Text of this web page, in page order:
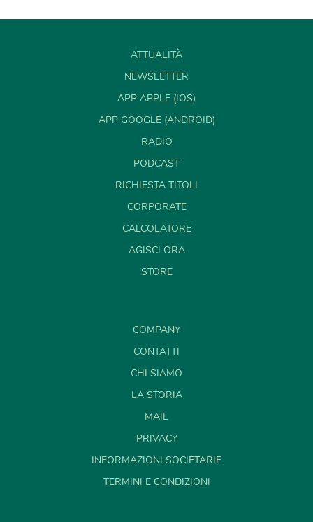
ATTUALITÀ
NEWSLETTER
APP APPLE (IOS)
APP GOOGLE (ANDROID)
RADIO
PODCAST
RICHIESTA TITOLI
CORPORATE
CALCOLATORE
AGISCI ORA
STORE
COMPANY
CONTATTI
CHI SIAMO
LA STORIA
MAIL
PRIVACY
INFORMAZIONI SOCIETARIE
TERMINI E CONDIZIONI